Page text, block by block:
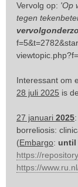
r
i
c
h
t
Vervolg op: 'Op
tegen
Interessant om
28 juli 2025 is
27 januari 2025
borreliosis:
(Embargo: until
https://
https://